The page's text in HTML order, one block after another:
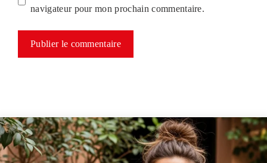
navigateur pour mon prochain commentaire.